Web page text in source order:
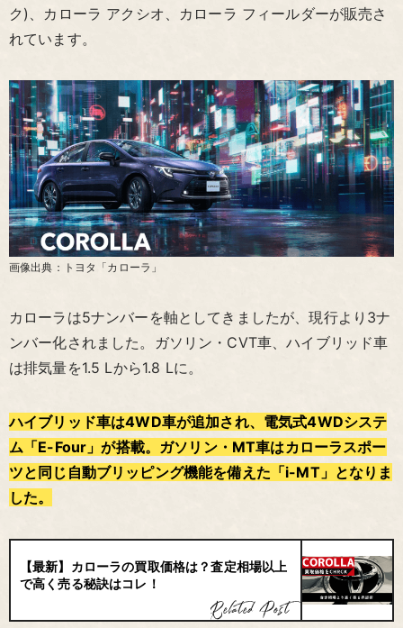
ク)、カローラ アクシオ、カローラ フィールダーが販売さ
れています。
画像出典：トヨタ「カローラ」
カローラは5ナンバーを軸としてきましたが、現行より3ナ
ンバー化されました。ガソリン・CVT車、ハイブリッド車
は排気量を1.5 Lから1.8 Lに。
ハイブリッド車は4WD車が追加され、電気式4WDシステ
ム「E-Four」が搭載。ガソリン・MT車はカローラスポー
ツと同じ自動ブリッピング機能を備えた「i-MT」となりま
した。
【最新】カローラの買取価格は？査定相場以上
で高く売る秘訣はコレ！